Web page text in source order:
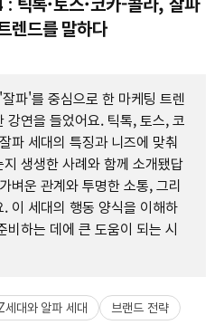
렌드를 말하다
파'를 중심으로 한 마케팅 트렌
강연을 들었어요. 틱톡, 토스, 코
파 세대의 특징과 니즈에 맞춰
생생한 사례와 함께 소개됐답
벼운 관계와 투명한 소통, 그리
이 세대의 행동 양식을 이해하
비하는 데에 큰 도움이 되는 시
세대와 알파 세대 브랜드 전략